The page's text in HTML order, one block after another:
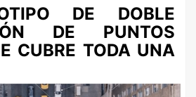
DE DOBLE
DE PUNTOS
CUBRE TODA UNA